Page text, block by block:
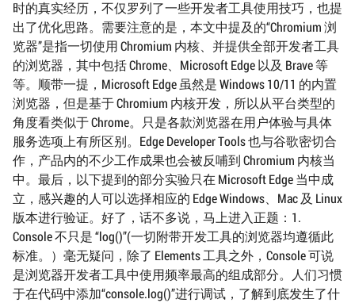
时的真实经历，不仅罗列了一些开发者工具使用技巧，也提
出了优化思路。需要注意的是，本文中提及的“Chromium 浏
览器”是指一切使用 Chromium 内核、并提供全部开发者工具
的浏览器，其中包括 Chrome、Microsoft Edge 以及 Brave 等
等。顺带一提，Microsoft Edge 虽然是 Windows 10/11 的内置
浏览器，但是基于 Chromium 内核开发，所以从平台类型的
角度看类似于 Chrome。只是各款浏览器在用户体验与具体
服务选项上有所区别。Edge Developer Tools 也与谷歌密切合
作，产品内的不少工作成果也会被反哺到 Chromium 内核当
中。最后，以下提到的部分实验只在 Microsoft Edge 当中成
立，感兴趣的人可以选择相应的 Edge Windows、Mac 及 Linux
版本进行验证。好了，话不多说，马上进入正题：1.
Console 不只是 “log()”(一切附带开发工具的浏览器均遵循此
标准。）毫无疑问，除了 Elements 工具之外，Console 可说
是浏览器开发者工具中使用频率最高的组成部分。人们习惯
于在代码中添加“console.log()”进行调试，了解到底发生了什